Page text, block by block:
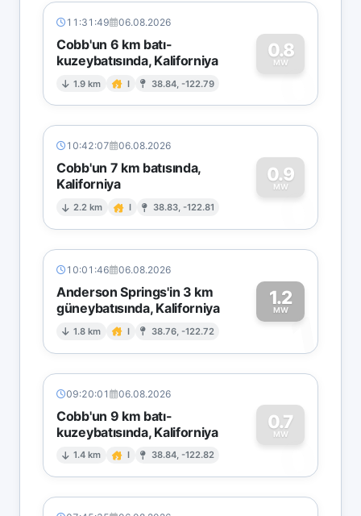
11:31:49 06.08.2026
Cobb'un 6 km batı-
kuzeybatısında, Kaliforniya
1.9 km I 38.84, -122.79
0.8
MW
0
10:42:07 06.08.2026
Cobb'un 7 km batısında,
Kaliforniya
2.2 km I 38.83, -122.81
0.9
MW
0
10:01:46 06.08.2026
Anderson Springs'in 3 km
güneybatısında, Kaliforniya
1.8 km I 38.76, -122.72
1.2
MW1
09:20:01 06.08.2026
Cobb'un 9 km batı-
kuzeybatısında, Kaliforniya
1.4 km I 38.84, -122.82
0.7
MW
0